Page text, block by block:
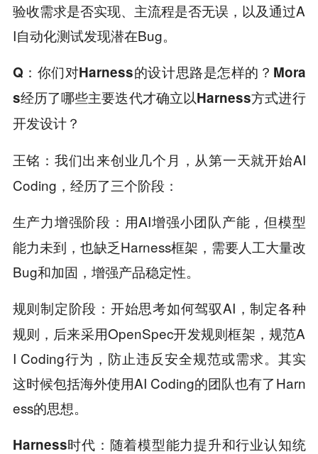
验收需求是否实现、主流程是否无误，以及通过A
I自动化测试发现潜在Bug。
Q ：你们对Harness的设计思路是怎样的？Mora
s经历了哪些主要迭代才确立以Harness方式进行
开发设计？
王铭： 我们出来创业几个月，从第一天就开始AI
Coding，经历了三个阶段：
生产力增强阶段： 用AI增强小团队产能，但模型
能力未到，也缺乏Harness框架，需要人工大量改
Bug和加固，增强产品稳定性。
规则制定阶段： 开始思考如何驾驭AI，制定各种
规则，后来采用OpenSpec开发规则框架，规范A
I Coding行为，防止违反安全规范或需求。其实
这时候包括海外使用AI Coding的团队也有了Harn
ess的思想。
Harness时代： 随着模型能力提升和行业认知统